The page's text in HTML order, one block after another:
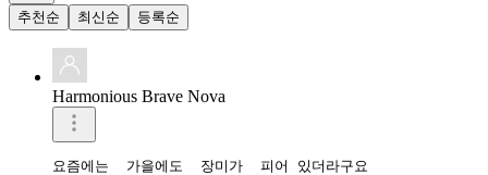
추천순
최신순 등록순
Harmonious Brave Nova
요즘에는  가을에도  장미가  피어 있더라구요